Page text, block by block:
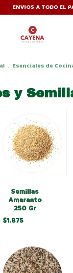
ENVIOS A TODO EL PAÍS
. Esenciales de
y
Semillas
Amaranto
250 Gr
$1.875